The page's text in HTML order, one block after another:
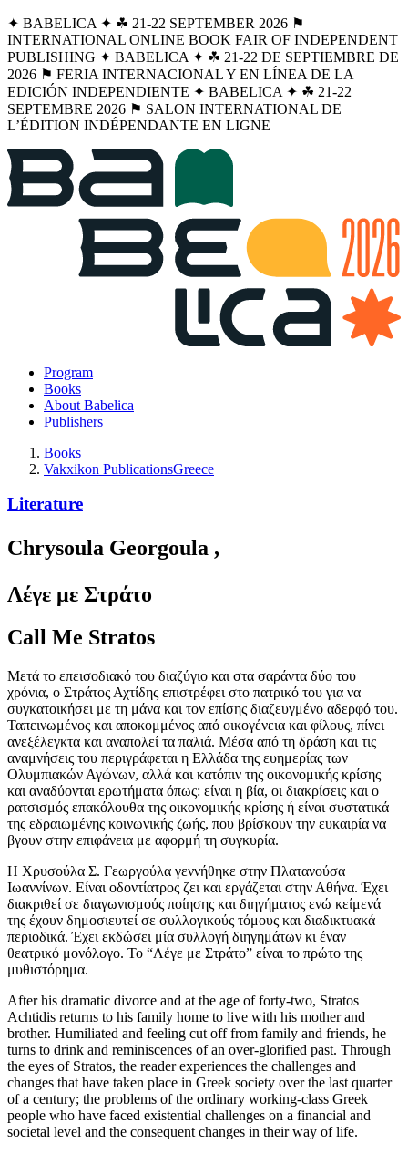
✦ BABELICA ✦ ☘︎ 21-22 SEPTEMBER 2026 ⚑
INTERNATIONAL ONLINE BOOK FAIR OF INDEPENDENT
PUBLISHING ✦ BABELICA ✦ ☘︎ 21-22 DE SEPTIEMBRE DE
2026 ⚑ FERIA INTERNACIONAL Y EN LÍNEA DE LA
EDICIÓN INDEPENDIENTE ✦ BABELICA ✦ ☘︎ 21-22
SEPTEMBRE 2026 ⚑ SALON INTERNATIONAL DE
L’ÉDITION INDÉPENDANTE EN LIGNE
Program
Books
About Babelica
Publishers
Books
Vakxikon PublicationsGreece
Literature
Chrysoula Georgoula ,
Λέγε με Στράτο
Call Me Stratos
Μετά το επεισοδιακό του διαζύγιο και στα σαράντα δύο του
χρόνια, ο Στράτος Αχτίδης επιστρέφει στο πατρικό του για να
συγκατοικήσει με τη μάνα και τον επίσης διαζευγμένο αδερφό του.
Ταπεινωμένος και αποκομμένος από οικογένεια και φίλους, πίνει
ανεξέλεγκτα και αναπολεί τα παλιά. Μέσα από τη δράση και τις
αναμνήσεις του περιγράφεται η Ελλάδα της ευημερίας των
Ολυμπιακών Αγώνων, αλλά και κατόπιν της οικονομικής κρίσης
και αναδύονται ερωτήματα όπως: είναι η βία, οι διακρίσεις και ο
ρατσισμός επακόλουθα της οικονομικής κρίσης ή είναι συστατικά
της εδραιωμένης κοινωνικής ζωής, που βρίσκουν την ευκαιρία να
βγουν στην επιφάνεια με αφορμή τη συγκυρία.
Η Χρυσούλα Σ. Γεωργούλα γεννήθηκε στην Πλατανούσα
Ιωαννίνων. Είναι οδοντίατρος ζει και εργάζεται στην Αθήνα. Έχει
διακριθεί σε διαγωνισμούς ποίησης και διηγήματος ενώ κείμενά
της έχουν δημοσιευτεί σε συλλογικούς τόμους και διαδικτυακά
περιοδικά. Έχει εκδώσει μία συλλογή διηγημάτων κι έναν
θεατρικό μονόλογο. Το “Λέγε με Στράτο” είναι το πρώτο της
μυθιστόρημα.
After his dramatic divorce and at the age of forty-two, Stratos
Achtidis returns to his family home to live with his mother and
brother. Humiliated and feeling cut off from family and friends, he
turns to drink and reminiscences of an over-glorified past. Through
the eyes of Stratos, the reader experiences the challenges and
changes that have taken place in Greek society over the last quarter
of a century; the problems of the ordinary working-class Greek
people who have faced existential challenges on a financial and
societal level and the consequent changes in their way of life.